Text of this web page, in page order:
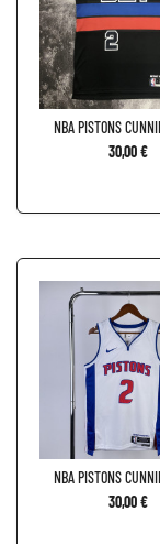
NBA PISTONS
30,00 €
NBA PISTONS
30,00 €